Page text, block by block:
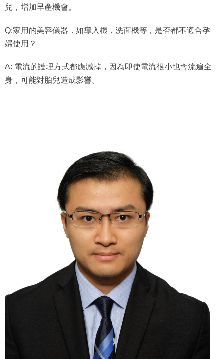
兒，增加早產機會。
Q:家用的美容儀器，如導入機，洗面機等，是否都不適合孕
婦使用？
A: 電流的護理方式都應減掉，因為即使電流很小也會流遍全
身，可能對胎兒造成影響。